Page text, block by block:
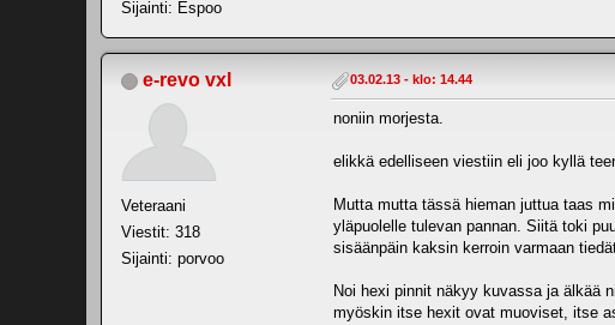
Sijainti: Espoo
e-revo vxl
Veteraani
Viestit: 318
Sijainti: porvoo
03.02.13 - klo: 14.44
noniin morjesta.
elikkä edelliseen viestiin eli joo kyllä
Mutta mutta tässä hieman juttua taas
yläpuolelle tulevan pannan. Siitä toki
sisäänpäin kaksin kerroin varmaan
Noi hexi pinnit näkyy kuvassa ja älkää
myöskin itse hexit ovat muoviset, itse